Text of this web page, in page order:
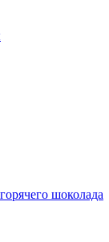
шоколада